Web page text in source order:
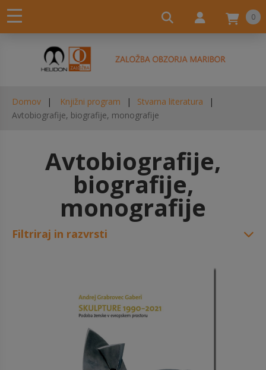
0
Domov Knjižni program
Stvarna literatura
Avtobiografije, biografije, monografije
Avtobiografije,
biografije,
monografije
Filtriraj in razvrsti